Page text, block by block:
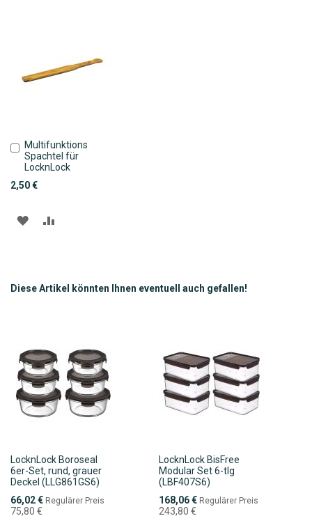
Multifunktions
Spachtel für
LocknLock
2,50 €
In
den
Warenkorb
ZUR
Diese Artikel könnten Ihnen eventuell auch gefallen!
LocknLock Boroseal
6er-Set, rund, grauer
Deckel (LLG861GS6)
Sonderpreis
66,02 € Regulärer Preis
75,80 €
LocknLock BisFree
Modular Set 6-tlg
(LBF407S6)
Sonderpreis
168,06 € Regulärer Preis
243,80 €